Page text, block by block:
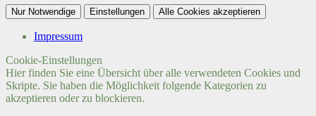
Nur Notwendige Einstellungen Alle Cookies akzeptieren
Impressum
Cookie-Einstellungen
Hier finden Sie eine Übersicht über alle verwendeten Cookies und
Skripte. Sie haben die Möglichkeit folgende Kategorien zu
akzeptieren oder zu blockieren.